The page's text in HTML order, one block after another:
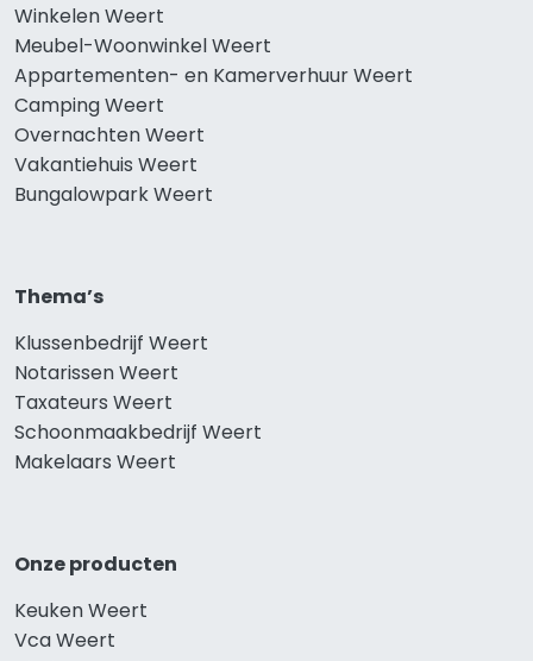
Winkelen Weert
Meubel-Woonwinkel Weert
Appartementen- en Kamerverhuur Weert
Camping Weert
Overnachten Weert
Vakantiehuis Weert
Bungalowpark Weert
Thema’s
Klussenbedrijf Weert
Notarissen Weert
Taxateurs Weert
Schoonmaakbedrijf Weert
Makelaars Weert
Onze producten
Keuken Weert
Vca Weert